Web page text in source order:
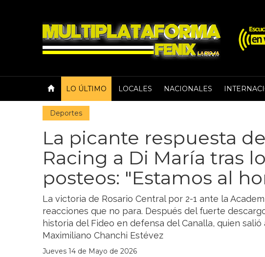
LO ÚLTIMO LOCALES NACIONALES
Deportes
La picante respuesta
Racing a Di María tras
posteos: "Estamos al
La victoria de Rosario Central por 2-1 ante la
reacciones que no para. Después del fuerte
historia del Fideo en defensa del Canalla, quien
Maximiliano Chanchi Estévez
Jueves 14 de Mayo de 2026